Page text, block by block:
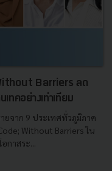
Barriers ลด
เทคอย่างเท่าเทียม
จาก 9 ประเทศทั่วภูมิภาค
Without Barriers ใน
าสระ...